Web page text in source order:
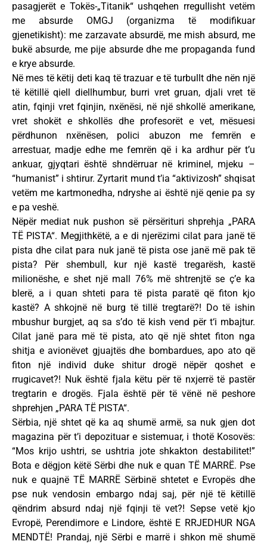
pasagjerët e Tokës-„Titanik“ ushqehen rregullisht vetëm
me absurde OMGJ (organizma të modifikuar
gjenetikisht): me zarzavate absurdë, me mish absurd, me
bukë absurde, me pije absurde dhe me propaganda fund
e krye absurde.
Në mes të këtij deti kaq të trazuar e të turbullt dhe nën një
të këtillë qiell diellhumbur, burri vret gruan, djali vret të
atin, fqinji vret fqinjin, nxënësi, në një shkollë amerikane,
vret shokët e shkollës dhe profesorët e vet, mësuesi
përdhunon nxënësen, polici abuzon me femrën e
arrestuar, madje edhe me femrën që i ka ardhur për t’u
ankuar, gjyqtari është shndërruar në kriminel, mjeku –
“humanist” i shtirur. Zyrtarit mund t’ia “aktivizosh” shqisat
vetëm me kartmonedha, ndryshe ai është një qenie pa sy
e pa veshë.
Nëpër mediat nuk pushon së përsërituri shprehja „PARA
TË PISTA“. Megjithkëtë, a e di njerëzimi cilat para janë të
pista dhe cilat para nuk janë të pista ose janë më pak të
pista? Për shembull, kur një kastë tregarësh, kastë
milionëshe, e shet një mall 76% më shtrenjtë se ç’e ka
blerë, a i quan shteti para të pista paratë që fiton kjo
kastë? A shkojnë në burg të tillë tregtarë?! Do të ishin
mbushur burgjet, aq sa s’do të kish vend për t‘i mbajtur.
Cilat janë para më të pista, ato që një shtet fiton nga
shitja e avionëvet gjuajtës dhe bombardues, apo ato që
fiton një individ duke shitur drogë nëpër qoshet e
rrugicavet?! Nuk është fjala këtu për të nxjerrë të pastër
tregtarin e drogës. Fjala është për të vënë në peshore
shprehjen „PARA TË PISTA“.
Sërbia, një shtet që ka aq shumë armë, sa nuk gjen dot
magazina për t’i depozituar e sistemuar, i thotë Kosovës:
“Mos krijo ushtri, se ushtria jote shkakton destabilitet!”
Bota e dëgjon këtë Sërbi dhe nuk e quan TË MARRË. Pse
nuk e quajnë TË MARRË Sërbinë shtetet e Evropës dhe
pse nuk vendosin embargo ndaj saj, për një të këtillë
qëndrim absurd ndaj një fqinji të vet?! Sepse vetë kjo
Evropë, Perendimore e Lindore, është E RRJEDHUR NGA
MENDTË! Prandaj, një Sërbi e marrë i shkon më shumë